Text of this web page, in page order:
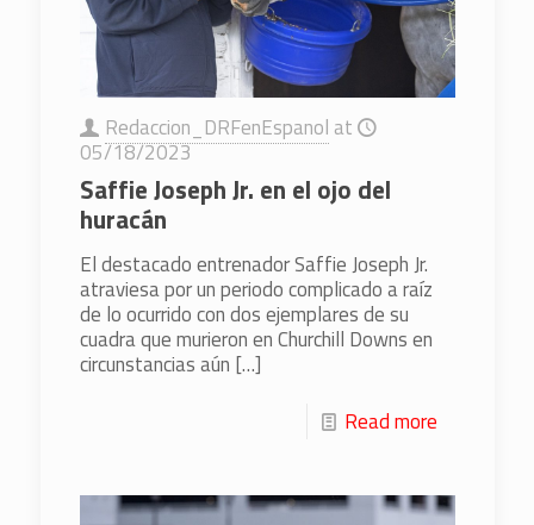
Redaccion_DRFenEspanol at
05/18/2023
Saffie Joseph Jr. en el ojo del
huracán
El destacado entrenador Saffie Joseph Jr.
atraviesa por un periodo complicado a raíz
de lo ocurrido con dos ejemplares de su
cuadra que murieron en Churchill Downs en
circunstancias aún […]
Read more